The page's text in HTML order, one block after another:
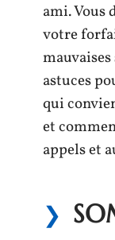
ami. Vous
votre
astuces
qui
et
appels et